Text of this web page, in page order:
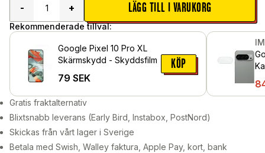
-
+ LÄGG TILL I VARUKORG
Rekommenderade tillval:
Google Pixel 10 Pro XL
Skärmskydd - Skyddsfilm
79 SEK
KÖP
Gratis fraktalternativ
Blixtsnabb leverans (Early Bird, Instabox, PostNord)
Skickas från vårt lager i Sverige
Betala med Swish, Walley faktura, Apple Pay, kort, bank